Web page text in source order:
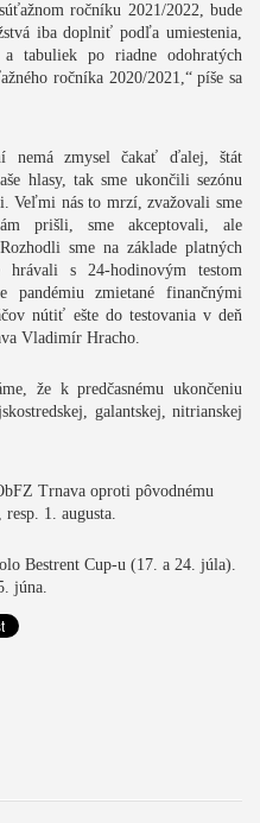
ročníku 2021/2022, bude
iba doplniť podľa umiestenia,
tabuliek po riadne odohratých
ročníka 2020/2021,“ píše sa
nemá zmysel čakať ďalej, štát
hlasy, tak sme ukončili sezónu
Veľmi nás to mrzí, zvažovali sme
prišli, sme akceptovali, ale
sme na základe platných
s 24-hodinovým testom
zmietané finančnými
nútiť ešte do testovania v deň
Vladimír Hracho.
že k predčasnému ukončeniu
galantskej, nitrianskej
Trnava oproti pôvodnému
1. augusta.
Bestrent Cup-u (17. a 24. júla).
júna.